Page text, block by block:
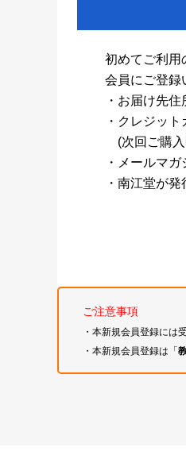
初めてご利用
会員にご登録
・お届け先
・クレジッ
(次回ご購入
・メールマ
・南江堂が
ご注意事項
・本新規会員登録には
・本新規会員登録は「